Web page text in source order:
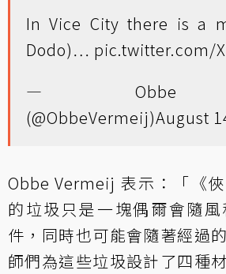
In Vice City there is a
Dodo)… pic.twitter.com/
— Obbe
(@ObbeVermeij)August
Obbe Vermeij 表示：「《
的垃圾只是一塊偶爾會隨
件，同時也可能會隨著經過
師們為這些垃圾設計了四種